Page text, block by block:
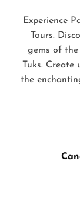
Experience
Tours.
gems of
Tuks.
the